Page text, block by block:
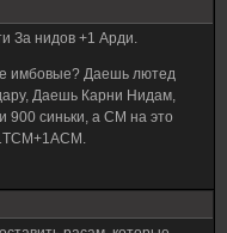
За нидов +1 Арди.
имбовые? Даешь лютед
Даешь Карни Нидам,
900 синьки, а СМ на это
1ТСМ+1АСМ.